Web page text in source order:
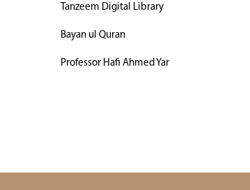
Tanzeem Digital Library
Bayan ul Quran
Professor Hafi Ahmed Yar